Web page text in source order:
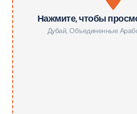
Нажмите, чтобы
Дубай, Объединенные